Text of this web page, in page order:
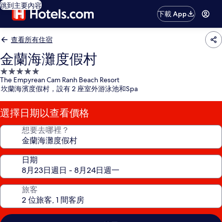
跳到主要內容
下載 App
查看所有住宿
金蘭海灘度假村
5.0
星
級
住
宿
The Empyrean Cam Ranh Beach Resort
坎蘭海濱度假村，設有 2 座室外游泳池和Spa
選擇日期以查看價格
想要去哪裡？
日期
旅客